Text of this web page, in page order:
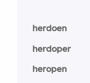
herdoen
herdoper
heropen